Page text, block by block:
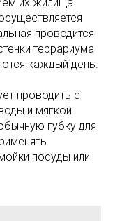
проводится
террариума
каждый день.
проводить с
и мягкой
губку для
посуды или